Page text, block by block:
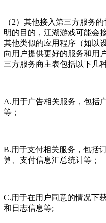
（2）其他接入第三方服务
明的目的，江湖游戏可能会
其他类似的应用程序（如以
向用户提供更好的服务和用
三方服务商主表包括以下几
A.用于广告相关服务，包括
等；
B.用于支付相关服务，包括
算、支付信息汇总统计等；
C.用于在用户同意的情况下
和日志信息等;